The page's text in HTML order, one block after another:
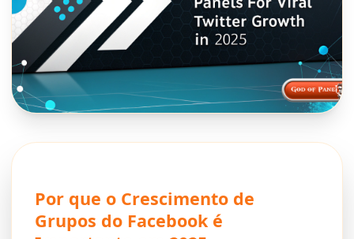
Por que o Crescimento de
Grupos do Facebook é